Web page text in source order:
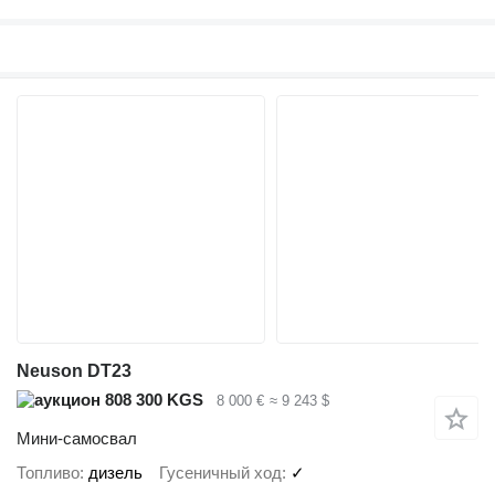
Neuson DT23
808 300 KGS
8 000 € ≈ 9 243 $
Мини-самосвал
Топливо дизель Гусеничный ход ✓